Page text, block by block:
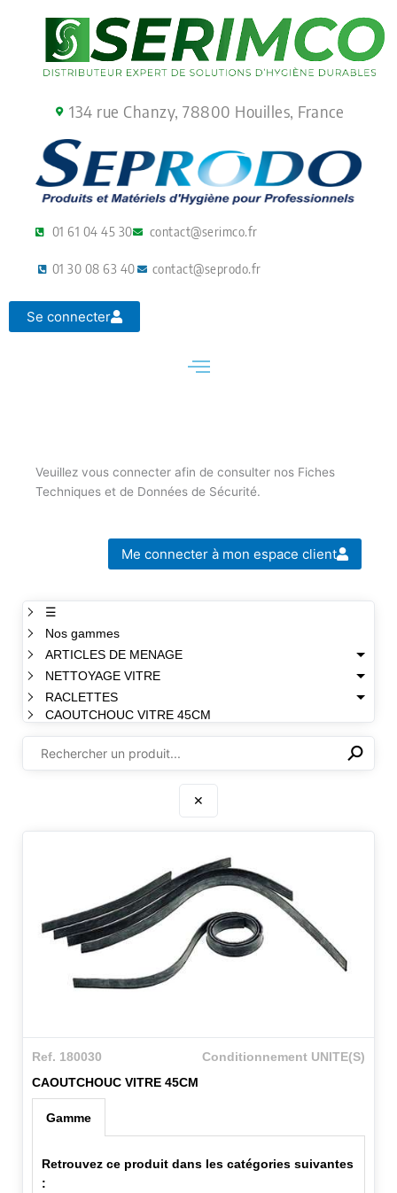
134 rue Chanzy, 78800 Houilles, France
01 61 04 45 30 contact@serimco.fr
01 30 08 63 40 contact@seprodo.fr
Se connecter
Veuillez vous connecter afin de consulter nos Fiches
Techniques et de Données de Sécurité.
Me connecter à mon espace client
☰
Nos gammes
ARTICLES DE MENAGE
NETTOYAGE VITRE
RACLETTES
CAOUTCHOUC VITRE 45CM
⚲
✕
Ref. 180030
Conditionnement UNITE(S)
CAOUTCHOUC VITRE 45CM
Gamme
Retrouvez ce produit dans les catégories suivantes
: